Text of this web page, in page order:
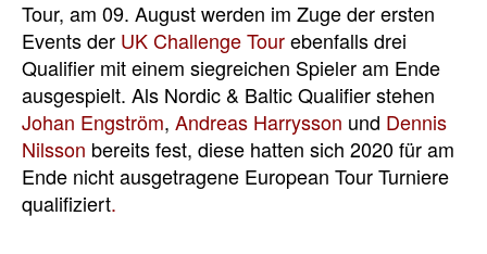
Tour, am 09. August werden im Zuge der ersten
Events der UK Challenge Tourebenfalls drei
Qualifier mit einem siegreichen Spieler am Ende
ausgespielt. Als Nordic & Baltic Qualifier stehen
Johan Engström, Andreas Harrysson und Dennis
Nilsson bereits fest, diese hatten sich 2020 für am
Ende nicht ausgetragene European Tour Turniere
qualifiziert.